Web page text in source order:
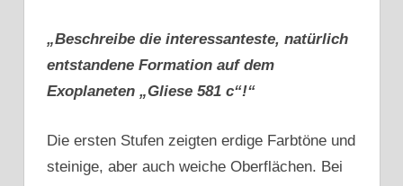
„Beschreibe die interessanteste, natürlich
entstandene Formation auf dem
Exoplaneten „Gliese 581 c“!“
Die ersten Stufen zeigten erdige Farbtöne und
steinige, aber auch weiche Oberflächen. Bei